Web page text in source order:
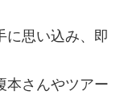
に思い込み、即
本さんやツアー